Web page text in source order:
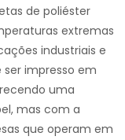
de poliéster
extremas
industriais e
ser impresso em
uma
mas com a
que operam em